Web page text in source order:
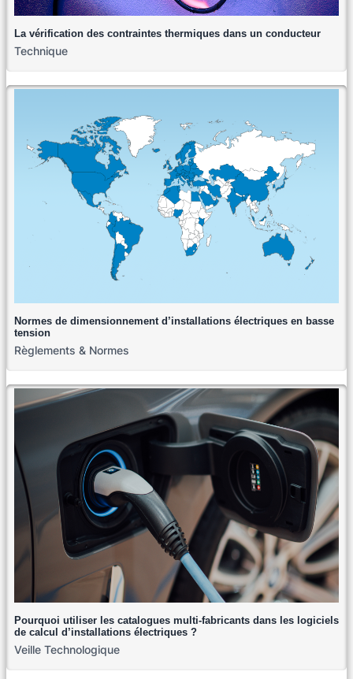
La vérification des contraintes thermiques dans un conducteur
Technique
Normes de dimensionnement d’installations électriques en basse
tension
Règlements & Normes
Pourquoi utiliser les catalogues multi-fabricants dans les logiciels
de calcul d’installations électriques ?
Veille Technologique